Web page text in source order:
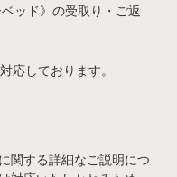
ッド》の受取り・ご返
応しております。
関する詳細なご説明につ